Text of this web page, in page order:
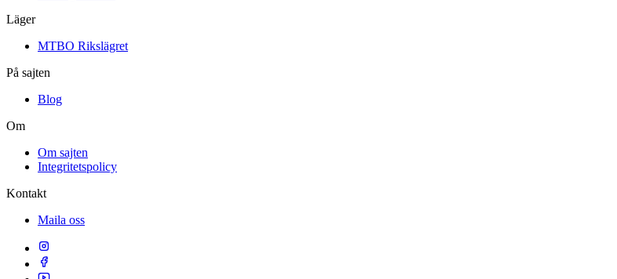
Läger
MTBO Rikslägret
På sajten
Blog
Om
Om sajten
Integritetspolicy
Kontakt
Maila oss